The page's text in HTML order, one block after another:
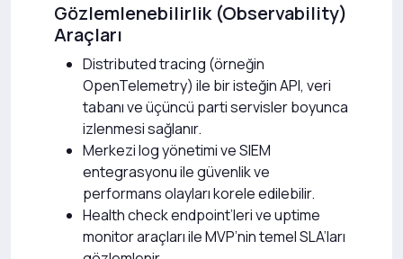
Gözlemlenebilirlik (Observability)
Araçları
Distributed tracing (örneğin
OpenTelemetry) ile bir isteğin API, veri
tabanı ve üçüncü parti servisler boyunca
izlenmesi sağlanır.
Merkezi log yönetimi ve SIEM
entegrasyonu ile güvenlik ve
performans olayları korele edilebilir.
Health check endpoint’leri ve uptime
monitor araçları ile MVP’nin temel SLA’ları